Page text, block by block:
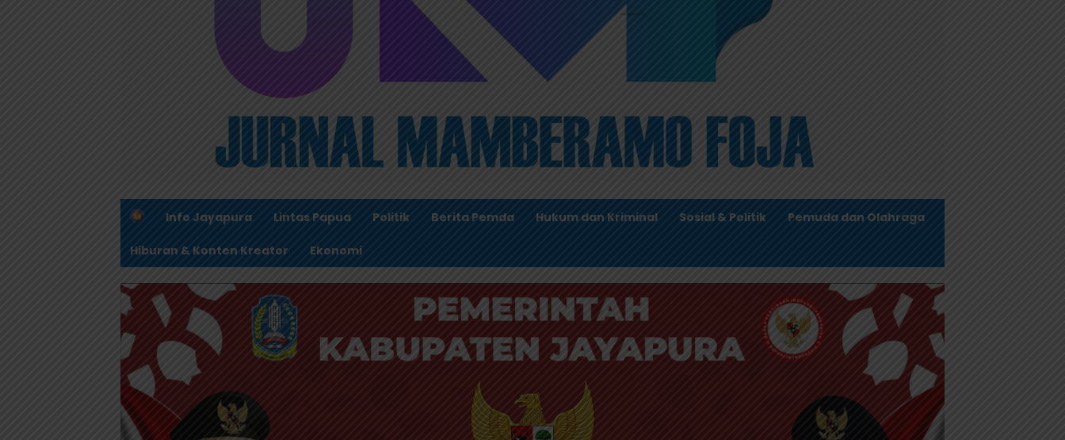
e
Info Jayapura Lintas Papua Politik Berita Pemda Hukum dan Kriminal Sosial & Politik Pemuda dan Olahraga
Hiburan & Konten Kreator Ekonomi